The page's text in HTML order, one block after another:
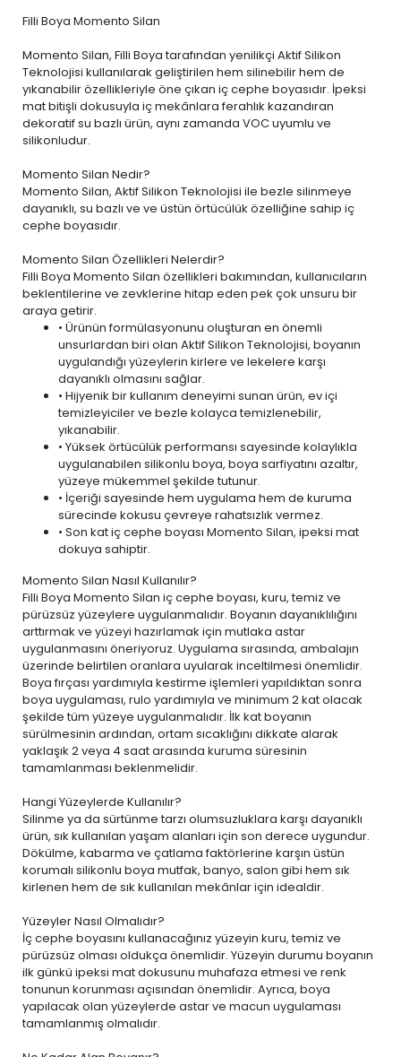
Filli Boya Momento Silan
Momento Silan, Filli Boya tarafından yenilikçi Aktif Silikon
Teknolojisi kullanılarak geliştirilen hem silinebilir hem de
yıkanabilir özellikleriyle öne çıkan iç cephe boyasıdır. İpeksi
mat bitişli dokusuyla iç mekânlara ferahlık kazandıran
dekoratif su bazlı ürün, aynı zamanda VOC uyumlu ve
silikonludur.
Momento Silan Nedir?
Momento Silan, Aktif Silikon Teknolojisi ile bezle silinmeye
dayanıklı, su bazlı ve ve üstün örtücülük özelliğine sahip iç
cephe boyasıdır.
Momento Silan Özellikleri Nelerdir?
Filli Boya Momento Silan özellikleri bakımından, kullanıcıların
beklentilerine ve zevklerine hitap eden pek çok unsuru bir
araya getirir.
• Ürünün formülasyonunu oluşturan en önemli
unsurlardan biri olan Aktif Silikon Teknolojisi, boyanın
uygulandığı yüzeylerin kirlere ve lekelere karşı
dayanıklı olmasını sağlar.
• Hijyenik bir kullanım deneyimi sunan ürün, ev içi
temizleyiciler ve bezle kolayca temizlenebilir,
yıkanabilir.
• Yüksek örtücülük performansı sayesinde kolaylıkla
uygulanabilen silikonlu boya, boya sarfiyatını azaltır,
yüzeye mükemmel şekilde tutunur.
• İçeriği sayesinde hem uygulama hem de kuruma
sürecinde kokusu çevreye rahatsızlık vermez.
• Son kat iç cephe boyası Momento Silan, ipeksi mat
dokuya sahiptir.
Momento Silan Nasıl Kullanılır?
Filli Boya Momento Silan iç cephe boyası, kuru, temiz ve
pürüzsüz yüzeylere uygulanmalıdır. Boyanın dayanıklılığını
arttırmak ve yüzeyi hazırlamak için mutlaka astar
uygulanmasını öneriyoruz. Uygulama sırasında, ambalajın
üzerinde belirtilen oranlara uyularak inceltilmesi önemlidir.
Boya fırçası yardımıyla kestirme işlemleri yapıldıktan sonra
boya uygulaması, rulo yardımıyla ve minimum 2 kat olacak
şekilde tüm yüzeye uygulanmalıdır. İlk kat boyanın
sürülmesinin ardından, ortam sıcaklığını dikkate alarak
yaklaşık 2 veya 4 saat arasında kuruma süresinin
tamamlanması beklenmelidir.
Hangi Yüzeylerde Kullanılır?
Silinme ya da sürtünme tarzı olumsuzluklara karşı dayanıklı
ürün, sık kullanılan yaşam alanları için son derece uygundur.
Dökülme, kabarma ve çatlama faktörlerine karşın üstün
korumalı silikonlu boya mutfak, banyo, salon gibi hem sık
kirlenen hem de sık kullanılan mekânlar için idealdir.
Yüzeyler Nasıl Olmalıdır?
İç cephe boyasını kullanacağınız yüzeyin kuru, temiz ve
pürüzsüz olması oldukça önemlidir. Yüzeyin durumu boyanın
ilk günkü ipeksi mat dokusunu muhafaza etmesi ve renk
tonunun korunması açısından önemlidir. Ayrıca, boya
yapılacak olan yüzeylerde astar ve macun uygulaması
tamamlanmış olmalıdır.